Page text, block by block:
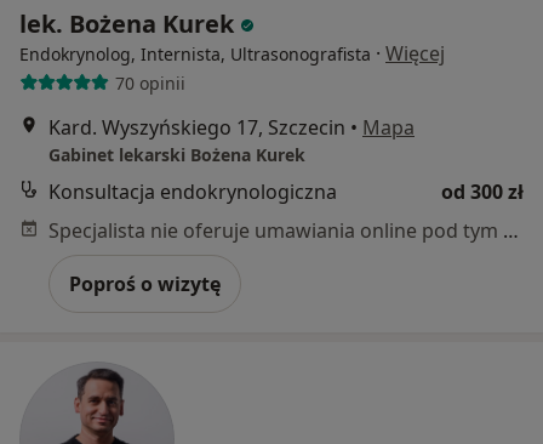
lek. Bożena Kurek
Endokrynolog, Internista, Ultrasonografista · Więcej
70 opinii
Kard. Wyszyńskiego 17, Szczecin • Mapa
Gabinet lekarski Bożena Kurek
Konsultacja endokrynologiczna
od 300 zł
Specjalista nie oferuje umawiania online pod tym adresem.
Poproś o wizytę